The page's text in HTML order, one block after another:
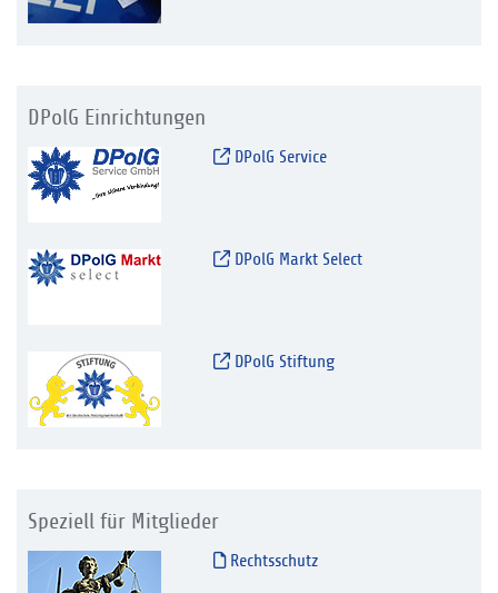
DPolG Einrichtungen
DPolG Service
DPolG Markt Select
DPolG Stiftung
Speziell für Mitglieder
Rechtsschutz